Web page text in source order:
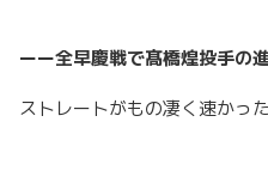
ーー全早慶戦で髙橋煌投手の
ストレートがもの凄く速かった